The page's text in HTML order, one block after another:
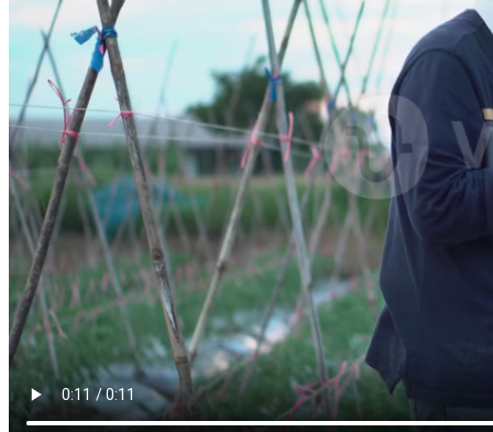
Motion graphics
Images Éditoriales
Événements Éditoriaux